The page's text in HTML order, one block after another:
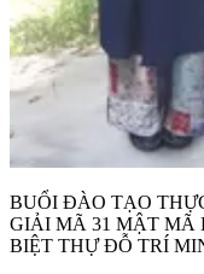
BUỔI ĐÀO TẠO
GIẢI MÃ 31 MẬT MÃ
BIỆT THỰ ĐỖ TRÍ